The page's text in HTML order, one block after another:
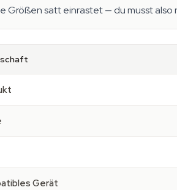
Größen satt einrastet — du musst also
Gerät